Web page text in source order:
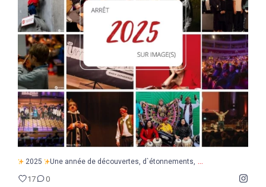
2025 Une année de découvertes, d`étonnements, ...
2025 Une année de découvertes, d`étonnements, ...
17 0